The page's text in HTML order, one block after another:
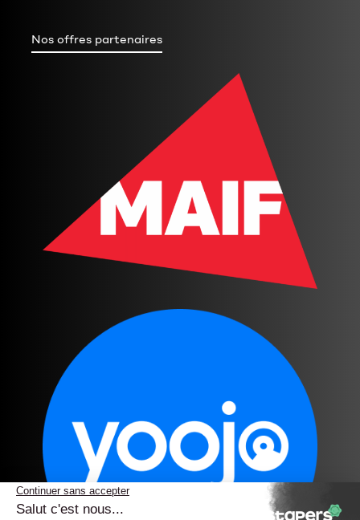
Nos offres partenaires